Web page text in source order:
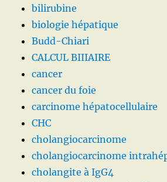
bilirubine
biologie hépatique
Budd-Chiari
CALCUL BIIIAIRE
cancer
cancer du foie
carcinome hépatocellulaire
CHC
cholangiocarcinome
cholangiocarcinome
cholangite à IgG4